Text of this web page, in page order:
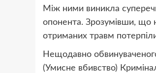
Між ними виникла
опонента. Зрозумівши, що
отриманих травм
Нещодавно
(Умисне вбивство)